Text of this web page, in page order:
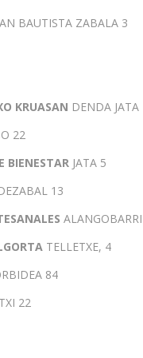
BAUTISTA ZABALA 3
KRUASAN DENDA JATA
22
BIENESTAR JATA 5
13
TELLETXE, 4
84
22